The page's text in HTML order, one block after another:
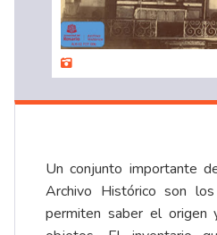
Un conjunto importante
Archivo Histórico son
permiten saber el origen